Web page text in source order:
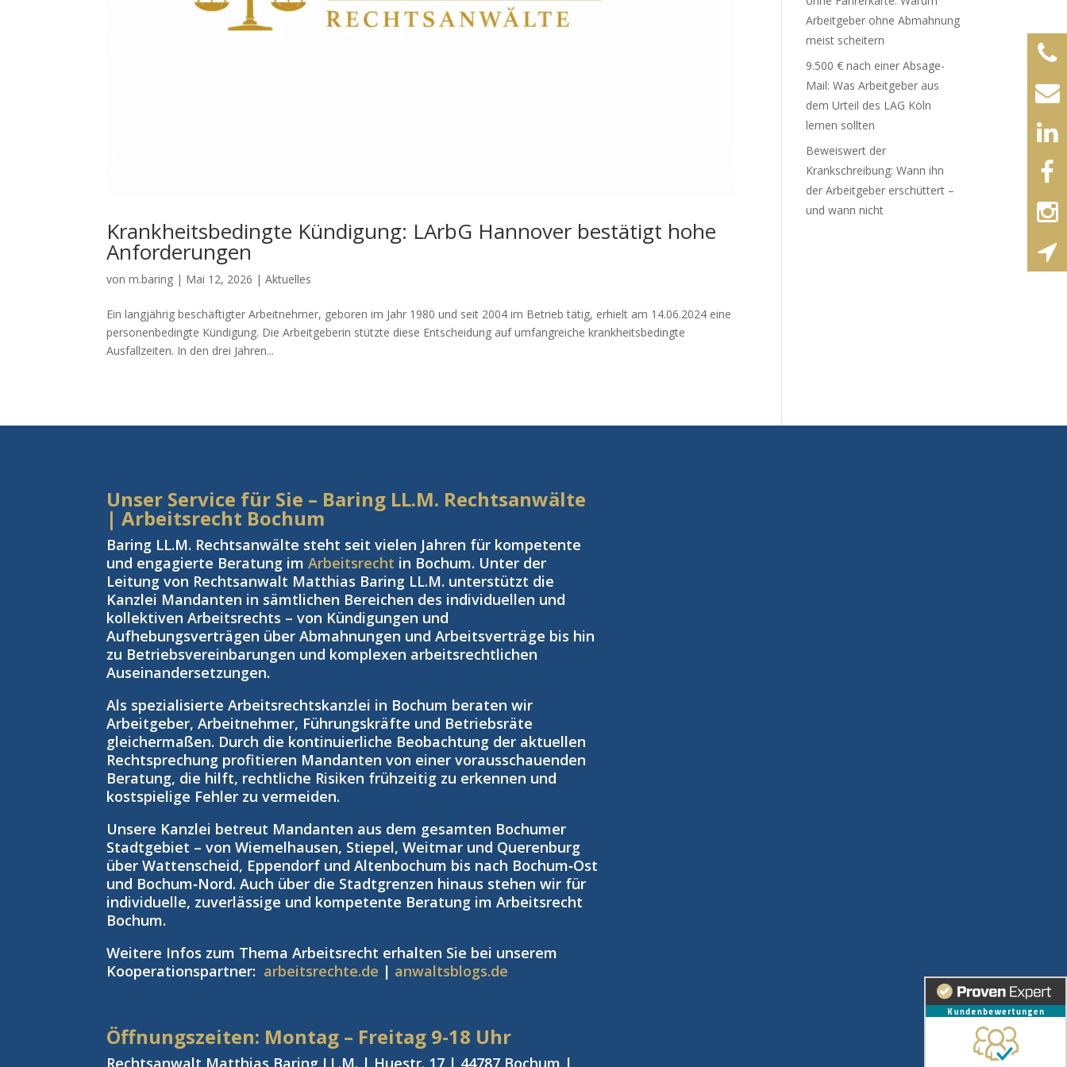
Krankheitsbedingte Kündigung: LArbG Hannover bestätigt hohe
Anforderungen
vonm.baring | Mai 12, 2026 |Aktuelles
Ein langjährig beschäftigter Arbeitnehmer, geboren im Jahr 1980 und seit 2004 im Betrieb tätig, erhielt am 14.06.2024 eine
personenbedingte Kündigung. Die Arbeitgeberin stützte diese Entscheidung auf umfangreiche krankheitsbedingte
Ausfallzeiten. In den drei Jahren...
Arbeitgeber ohne Abmahnung
meist scheitern
9.500 € nach einer Absage-
Mail: Was Arbeitgeber aus
dem Urteil des LAG Köln
lernen sollten
Beweiswert der
Krankschreibung: Wann ihn
der Arbeitgeber erschüttert –
und wann nicht
Unser Service für Sie – Baring LL.M. Rechtsanwälte
| Arbeitsrecht Bochum
Baring LL.M. Rechtsanwälte steht seit vielen Jahren für kompetente
und engagierte Beratung imArbeitsrecht in Bochum. Unter der
Leitung von Rechtsanwalt Matthias Baring LL.M. unterstützt die
Kanzlei Mandanten in sämtlichen Bereichen des individuellen und
kollektiven Arbeitsrechts – von Kündigungen und
Aufhebungsverträgen über Abmahnungen und Arbeitsverträge bis hin
zu Betriebsvereinbarungen und komplexen arbeitsrechtlichen
Auseinandersetzungen.
Als spezialisierte Arbeitsrechtskanzlei in Bochum beraten wir
Arbeitgeber, Arbeitnehmer, Führungskräfte und Betriebsräte
gleichermaßen. Durch die kontinuierliche Beobachtung der aktuellen
Rechtsprechung profitieren Mandanten von einer vorausschauenden
Beratung, die hilft, rechtliche Risiken frühzeitig zu erkennen und
kostspielige Fehler zu vermeiden.
Unsere Kanzlei betreut Mandanten aus dem gesamten Bochumer
Stadtgebiet – von Wiemelhausen, Stiepel, Weitmar und Querenburg
über Wattenscheid, Eppendorf und Altenbochum bis nach Bochum‑Ost
und Bochum‑Nord. Auch über die Stadtgrenzen hinaus stehen wir für
individuelle, zuverlässige und kompetente Beratung im Arbeitsrecht
Bochum.
Weitere Infos zum Thema Arbeitsrecht erhalten Sie bei unserem
Kooperationspartner: arbeitsrechte.de | anwaltsblogs.de
Öffnungszeiten: Montag – Freitag 9-18 Uhr
Rechtsanwalt Matthias Baring LL.M. | Huestr. 17 | 44787 Bochum |